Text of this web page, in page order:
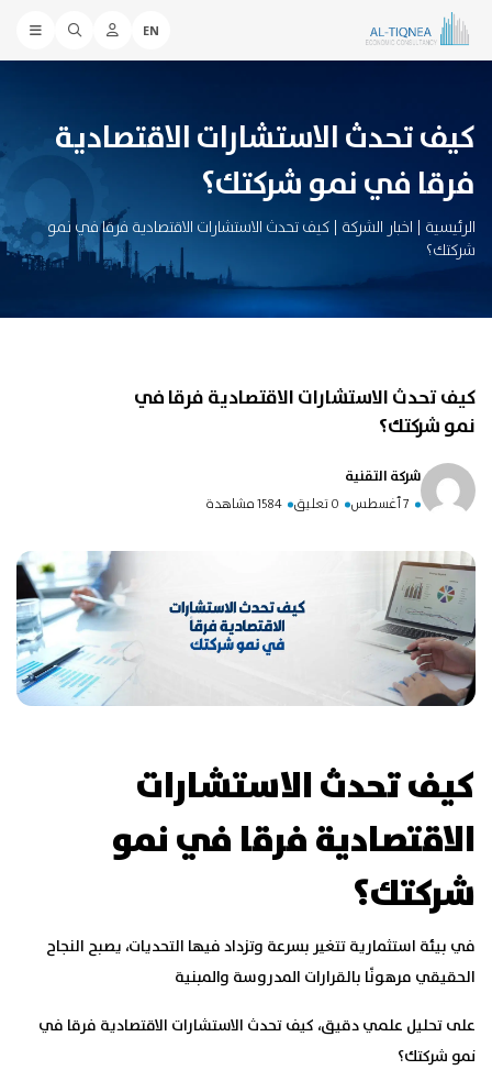
EN
كيف تحدث الاستشارات الاقتصادية
فرقا في نمو شركتك؟
الرئيسية | اخبار الشركة | كيف تحدث الاستشارات الاقتصادية فرقا في نمو
شركتك؟
كيف تحدث الاستشارات الاقتصادية فرقا في
نمو شركتك؟
شركة التقنية
7 أغسطس 0 تعليق 1584 مشاهدة
كيف تحدث الاستشارات
الاقتصادية فرقا في نمو
شركتك؟
في بيئة استثمارية تتغير بسرعة وتزداد فيها التحديات، يصبح النجاح
الحقيقي مرهونًا بالقرارات المدروسة والمبنية
على تحليل علمي دقيق، كيف تحدث الاستشارات الاقتصادية فرقا في
نمو شركتك؟